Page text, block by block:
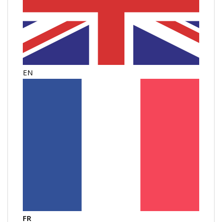
EN
FR